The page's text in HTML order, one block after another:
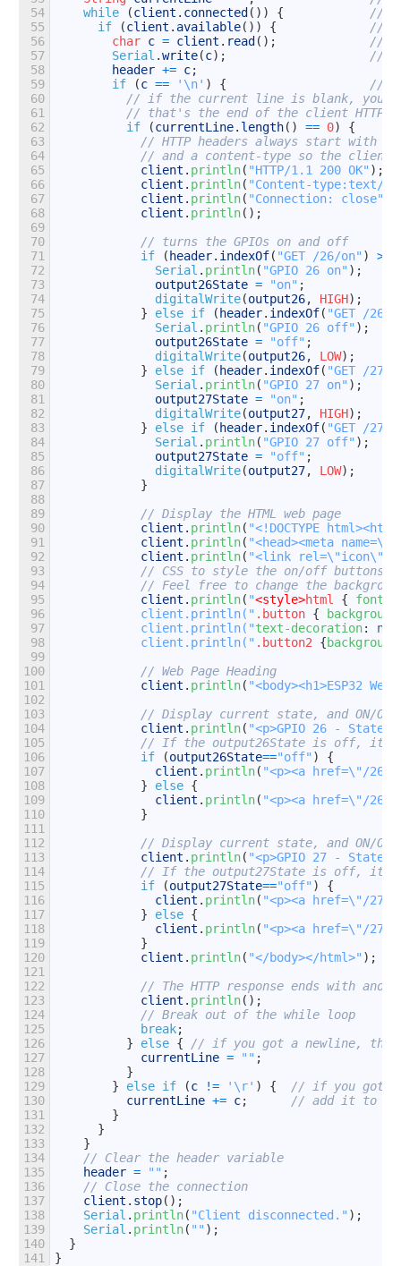
54
55
56
57
58
59
60
61
62
63
64
65
66
67
68
69
70
71
72
73
74
75
76
77
78
79
80
81
82
83
84
85
86
87
88
89
90
91
92
93
94
95
96
97
98
99
100
101
102
103
104
105
106
107
108
109
110
111
112
113
114
115
116
117
118
119
120
121
122
123
124
125
126
127
128
129
130
131
132
133
134
135
136
137
138
139
140
141
while
(client . connected ( ) ) {
//
if
(client . available( ) ) {
// if
char c = client . read ( ) ;
//
Serial .write(c) ;
//
header += c;
if
(c == '\n' ) {
// if
// if the current line is blank, you
// that's the end of the client HTTP
if
(currentLine. length( ) == 0)
{
// HTTP headers always start with a
// and a content-type so the client
client . println( "HTTP/1.1 200 OK" ) ;
client . println( "Content-type:text/
client . println( "Connection: close"
client . println( ) ;
// turns the GPIOs on and off
if
( header. indexOf( "GET /26/on" ) >=
Serial . println( "GPIO 26 on" ) ;
output26State = "on" ;
digitalWrite(output26, HIGH) ;
}
else if ( header. indexOf( "GET /26/
Serial . println( "GPIO 26 off" ) ;
output26State = "off" ;
digitalWrite(output26, LOW) ;
}
else if ( header. indexOf( "GET /27/
Serial . println( "GPIO 27 on" ) ;
output27State = "on" ;
digitalWrite(output27, HIGH) ;
}
else if ( header. indexOf( "GET /27/
Serial . println( "GPIO 27 off" ) ;
output27State = "off" ;
digitalWrite(output27, LOW) ;
}
// Display the HTML web page
client . println( "<!DOCTYPE
client . println( "<head><meta
client . println( "<link rel=\"icon\"
// CSS to style the on/off buttons
// Feel free to change the
client . println( "<style>html {
font-
client.println(" .button {
client.println("text-decoration:
client.println(" .button2 {
// Web Page Heading
client . println( "<body><h1>ESP32
// Display current state, and ON/
client . println( "<p>GPIO 26 - State "
// If the output26State is off,
if
(output26State=="off" )
{
client . println( "<p><a href=\"/26/
}
else {
client . println( "<p><a href=\"/26/
}
// Display current state, and ON/
client . println( "<p>GPIO 27 - State "
// If the output27State is off,
if
(output27State=="off" )
{
client . println( "<p><a href=\"/27/
}
else {
client . println( "<p><a href=\"/27/
}
client . println( "</body></html>" ) ;
// The HTTP response ends with
client . println( ) ;
// Break out of the while loop
break;
}
else {
// if you got a newline, then
currentLine = "" ;
}
}
else if (c != '\r' ) {
// if you got
currentLine += c;
// add it to
}
}
}
// Clear the header variable
header = "" ;
// Close the connection
client . stop( ) ;
Serial . println( "Client disconnected." ) ;
Serial . println( "" ) ;
}
}